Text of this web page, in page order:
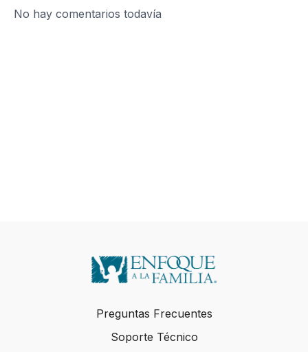
No hay comentarios todavía
Preguntas Frecuentes
Soporte Técnico